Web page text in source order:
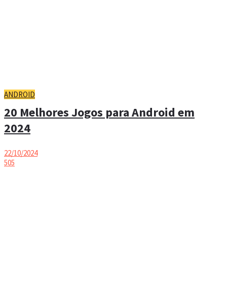
ANDROID
20 Melhores Jogos para Android em
2024
22/10/2024
505